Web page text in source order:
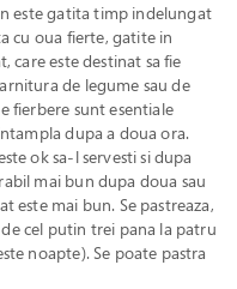
este gatita timp indelungat
cu oua fierte, gatite in
care este destinat sa fie
de legume sau de
fierbere sunt esentiale
dupa a doua ora.
ok sa-l servesti si dupa
mai bun dupa doua sau
este mai bun. Se pastreaza,
cel putin trei pana la patru
noapte). Se poate pastra